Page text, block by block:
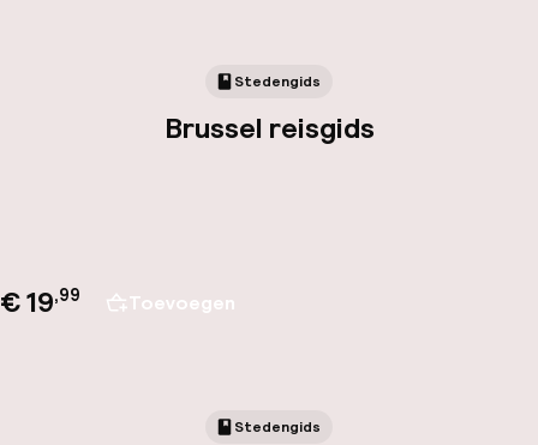
Stedengids
Brussel reisgids
€ 19,99 Toevoegen
Stedengids